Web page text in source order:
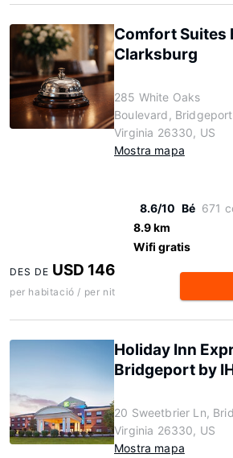
Comfort Suites
Clarksburg
285 White Oaks
Boulevard,
Virginia 26330, US
Mostra mapa
8.6/10 Bé 671
8.9 km
Wifi gratis
DES DE USD 146
per habitació / per nit
Holiday Inn
Bridgeport by
20 Sweetbrier Ln,
Virginia 26330, US
Mostra mapa